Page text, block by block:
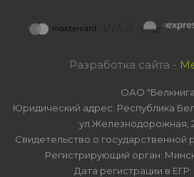
Разработка сайта -
ОАО
Юридический адрес: Республика
ул.Железнодорожная,
Свидетельство о государственной
Регистрирующий орган:
Дата регистрации в